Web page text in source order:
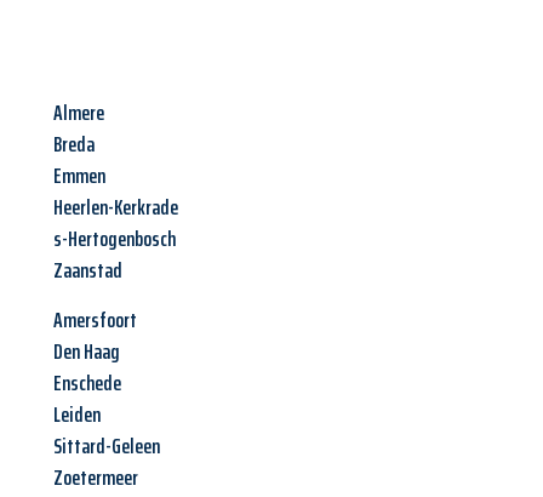
Almere
Breda
Emmen
Heerlen-Kerkrade
s-Hertogenbosch
Zaanstad
Amersfoort
Den Haag
Enschede
Leiden
Sittard-Geleen
Zoetermeer